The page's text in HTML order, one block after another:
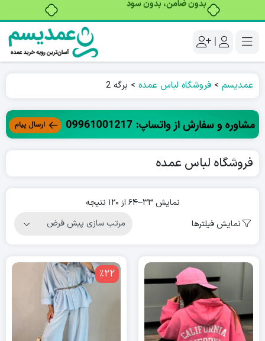
خرید قسطی با ترب‌پی
|
عمدیسم > فروشگاه لباس عمده > برگه 2
فروشگاه لباس عمده
نمایش 33–64 از 120 نتیجه
نمایش فیلترها
٪22